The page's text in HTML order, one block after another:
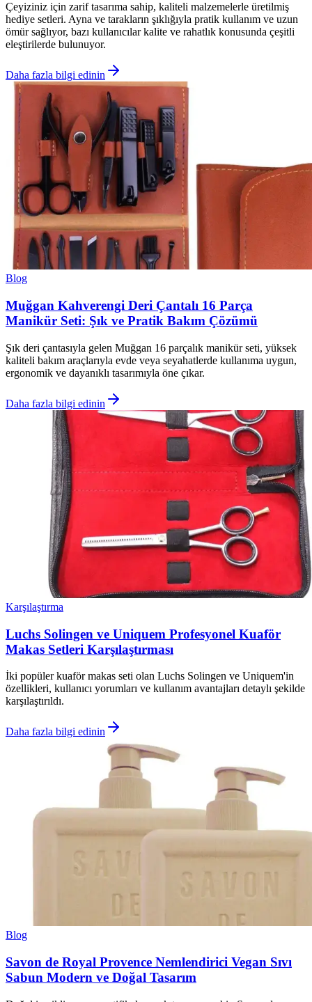
Çeyiziniz için zarif tasarıma sahip, kaliteli malzemelerle üretilmiş
hediye setleri. Ayna ve tarakların şıklığıyla pratik kullanım ve uzun
ömür sağlıyor, bazı kullanıcılar kalite ve rahatlık konusunda çeşitli
eleştirilerde bulunuyor.
Daha fazla bilgi edinin
Blog
Muğgan Kahverengi Deri Çantalı 16 Parça
Manikür Seti: Şık ve Pratik Bakım Çözümü
Şık deri çantasıyla gelen Muğgan 16 parçalık manikür seti, yüksek
kaliteli bakım araçlarıyla evde veya seyahatlerde kullanıma uygun,
ergonomik ve dayanıklı tasarımıyla öne çıkar.
Daha fazla bilgi edinin
Karşılaştırma
Luchs Solingen ve Uniquem Profesyonel Kuaför
Makas Setleri Karşılaştırması
İki popüler kuaför makas seti olan Luchs Solingen ve Uniquem'in
özellikleri, kullanıcı yorumları ve kullanım avantajları detaylı şekilde
karşılaştırıldı.
Daha fazla bilgi edinin
Blog
Savon de Royal Provence Nemlendirici Vegan Sıvı
Sabun Modern ve Doğal Tasarım